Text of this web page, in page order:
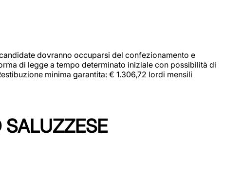
dovranno occuparsi del confezionamento e
di legge a tempo determinato iniziale con possibilità di
minima garantita: € 1.306,72 lordi mensili
SALUZZESE